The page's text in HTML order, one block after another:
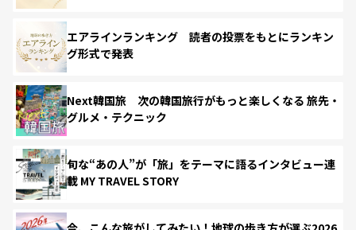
エアラインランキング 読者の投票をもとにランキン
グ形式で発表
Next韓国旅 次の韓国旅行がもっと楽しくなる 旅先・
グルメ・テクニック
旬な“あの人”が「旅」をテーマに語るインタビュー連
載 MY TRAVEL STORY